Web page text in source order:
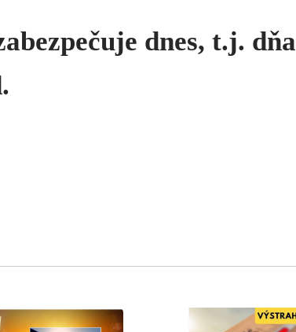
dnes, t.j. dňa